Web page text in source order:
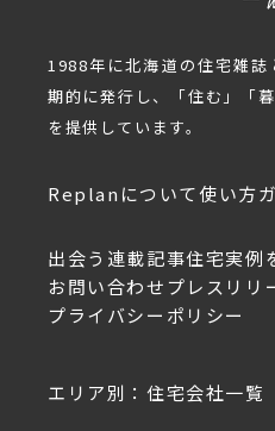
1988年に北海道の住宅雑
期的に発行し、「住む」「
を提供しています。
Replanについて使い方
出会う 連載記事住宅実例
お問い合わせ プレスリリ
プライバシーポリシー
エリア別：住宅会社一覧